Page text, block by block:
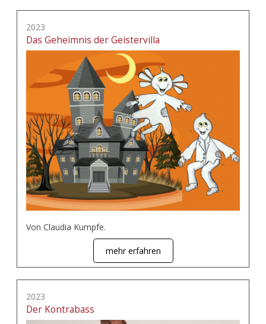
2023
Das Geheimnis der Geistervilla
Von Claudia Kumpfe.
mehr erfahren
2023
Der Kontrabass